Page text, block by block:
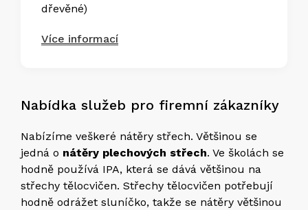
dřevěné)
Více informací
Nabídka služeb pro firemní zákazníky
Nabízíme veškeré nátěry střech. Většinou se
jedná o nátěry plechových střech. Ve školách se
hodně používá IPA, která se dává většinou na
střechy tělocvičen. Střechy tělocvičen potřebují
hodně odrážet sluníčko, takže se nátěry většinou